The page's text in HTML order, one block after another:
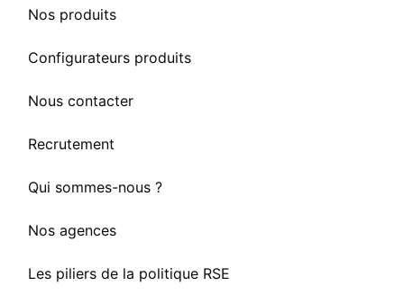
Nos produits
Configurateurs produits
Nous contacter
Recrutement
Qui sommes-nous ?
Nos agences
Les piliers de la politique RSE